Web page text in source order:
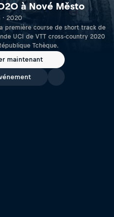
à Nové Město
2020
première course de short track de
UCI de VTT cross-country 2020
Tchèque.
maintenant